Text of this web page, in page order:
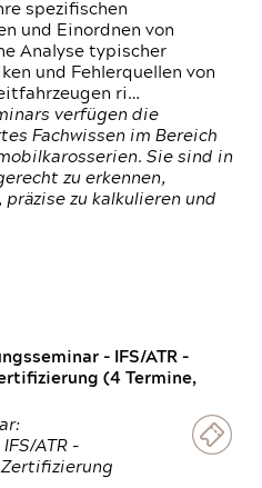
spezifischen
und Einordnen von
Analyse typischer
und Fehlerquellen von
ri…
verfügen die
Fachwissen im Bereich
Sie sind in
zu erkennen,
zu kalkulieren und
- IFS/ATR -
(4 Termine,
ATR -